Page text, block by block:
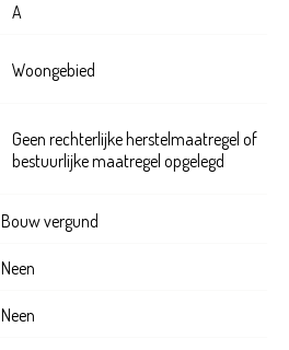
A
Woongebied
Geen rechterlijke herstelmaatregel of
bestuurlijke maatregel opgelegd
Bouw vergund
Neen
Neen